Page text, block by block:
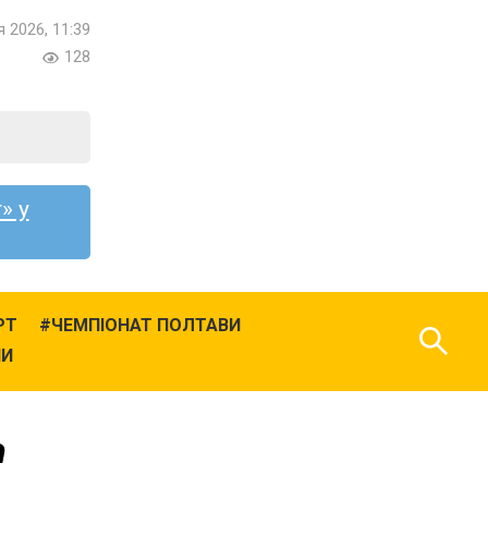
2026, 11:39
128
у
ЧЕМПІОНАТ ПОЛТАВИ